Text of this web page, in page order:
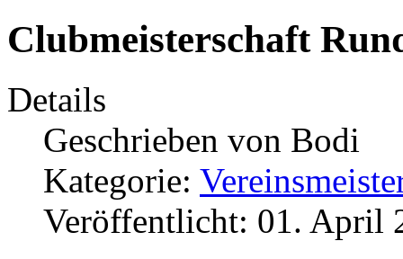
Clubmeisterschaft
Details
Geschrieben von Bodi
Kategorie:
Veröffentlicht: 01. April